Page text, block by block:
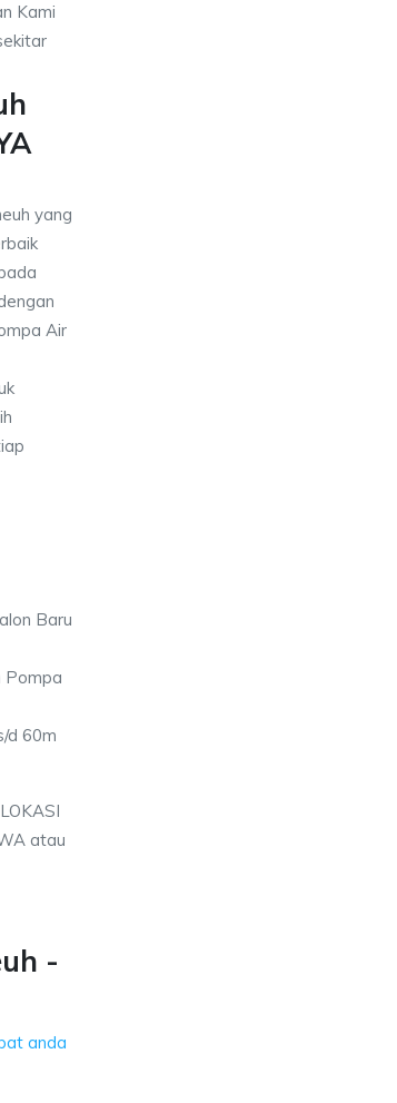
Kami
yang
Air
Baru
Pompa
d 60m
atau
-
anda